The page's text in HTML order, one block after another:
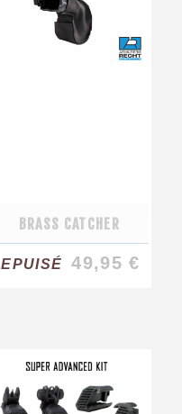
BRASS CATCHER
EPUISÉ 49,95 €